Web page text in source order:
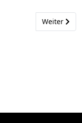
Nächster
Weiter